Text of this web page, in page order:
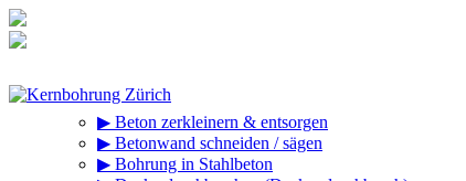
Inhalt
▶ Beton zerkleinern & entsorgen
▶ Betonwand schneiden / sägen
▶ Bohrung in Stahlbeton